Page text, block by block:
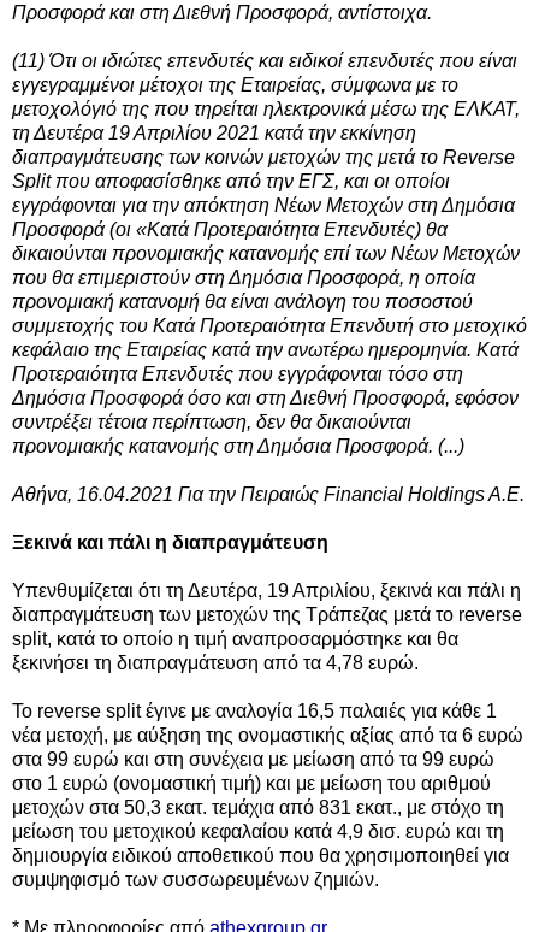
Προσφορά και στη Διεθνή Προσφορά, αντίστοιχα.
(11) Ότι οι ιδιώτες επενδυτές και ειδικοί επενδυτές που είναι
εγγεγραμμένοι μέτοχοι της Εταιρείας, σύμφωνα με το
μετοχολόγιό της που τηρείται ηλεκτρονικά μέσω της ΕΛΚΑΤ,
τη Δευτέρα 19 Απριλίου 2021 κατά την εκκίνηση
διαπραγμάτευσης των κοινών μετοχών της μετά το Reverse
Split που αποφασίσθηκε από την ΕΓΣ, και οι οποίοι
εγγράφονται για την απόκτηση Νέων Μετοχών στη Δημόσια
Προσφορά (οι «Κατά Προτεραιότητα Επενδυτές) θα
δικαιούνται προνομιακής κατανομής επί των Νέων Μετοχών
που θα επιμεριστούν στη Δημόσια Προσφορά, η οποία
προνομιακή κατανομή θα είναι ανάλογη του ποσοστού
συμμετοχής του Κατά Προτεραιότητα Επενδυτή στο μετοχικό
κεφάλαιο της Εταιρείας κατά την ανωτέρω ημερομηνία. Κατά
Προτεραιότητα Επενδυτές που εγγράφονται τόσο στη
Δημόσια Προσφορά όσο και στη Διεθνή Προσφορά, εφόσον
συντρέξει τέτοια περίπτωση, δεν θα δικαιούνται
προνομιακής κατανομής στη Δημόσια Προσφορά. (...)
Αθήνα, 16.04.2021 Για την Πειραιώς Financial Holdings A.E.
Ξεκινά και πάλι η διαπραγμάτευση
Υπενθυμίζεται ότι τη Δευτέρα, 19 Απριλίου, ξεκινά και πάλι η
διαπραγμάτευση των μετοχών της Τράπεζας μετά το reverse
split, κατά το οποίο η τιμή αναπροσαρμόστηκε και θα
ξεκινήσει τη διαπραγμάτευση από τα 4,78 ευρώ.
Το reverse split έγινε με αναλογία 16,5 παλαιές για κάθε 1
νέα μετοχή, με αύξηση της ονομαστικής αξίας από τα 6 ευρώ
στα 99 ευρώ και στη συνέχεια με μείωση από τα 99 ευρώ
στο 1 ευρώ (ονομαστική τιμή) και με μείωση του αριθμού
μετοχών στα 50,3 εκατ. τεμάχια από 831 εκατ., με στόχο τη
μείωση του μετοχικού κεφαλαίου κατά 4,9 δισ. ευρώ και τη
δημιουργία ειδικού αποθετικού που θα χρησιμοποιηθεί για
συμψηφισμό των συσσωρευμένων ζημιών.
* Με πληροφορίες από athexgroup.gr